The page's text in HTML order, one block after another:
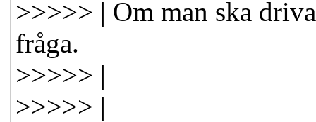
>>>>> | Om man ska
fråga.
>>>>> |
>>>>> |